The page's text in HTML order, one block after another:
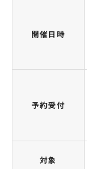
開催日時
予約受付
対象